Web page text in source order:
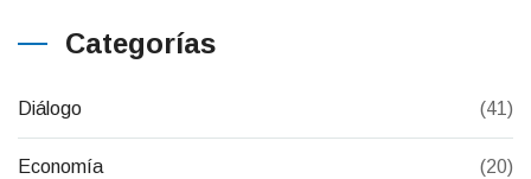
Categorías
Diálogo (41)
Economía (20)